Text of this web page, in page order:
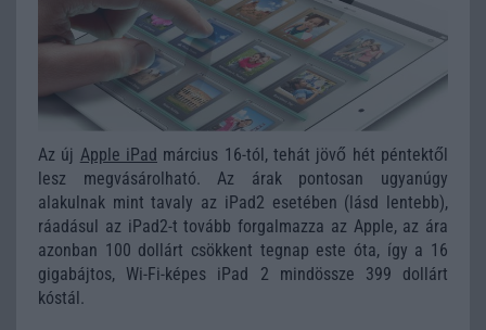
Az új Apple iPad március 16-tól, tehát jövő hét péntektől
lesz megvásárolható. Az árak pontosan ugyanúgy
alakulnak mint tavaly az iPad2 esetében (lásd lentebb),
ráadásul az iPad2-t tovább forgalmazza az Apple, az ára
azonban 100 dollárt csökkent tegnap este óta, így a 16
gigabájtos, Wi-Fi-képes iPad 2 mindössze 399 dollárt
kóstál.